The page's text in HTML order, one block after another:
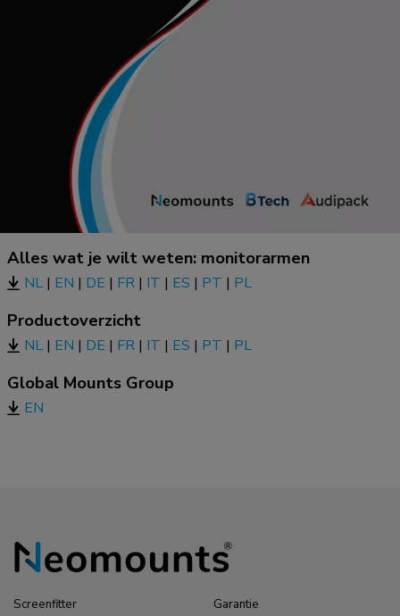
Alles wat je wilt weten: monitorarmen
NL | EN | DE | FR | IT | ES | PT | PL
Productoverzicht
NL | EN | DE | FR | IT | ES | PT | PL
Global Mounts Group
EN
Screenfitter
Garantie